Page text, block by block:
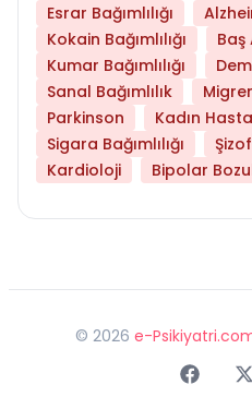
Esrar Bağımlılığı
Kokain Bağımlılığı
Baş
Kumar Bağımlılığı
Sanal Bağımlılık
Parkinson
Kadın
Sigara Bağımlılığı
Kardioloji
Bipolar
© 2026 e-